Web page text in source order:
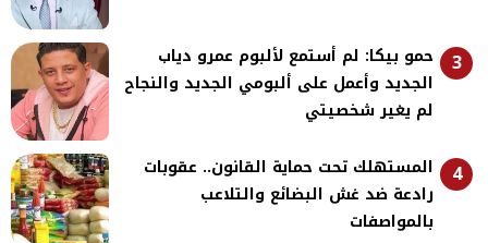
3
حمو بيكا: لم أستمع لألبوم عمرو دياب
الجديد وأعمل على ألبومي الجديد والنجاح
لم يغير شخصيتي
4
المستهلك تحت حماية القانون.. عقوبات
رادعة ضد غش البضائع والتلاعب
بالمواصفات